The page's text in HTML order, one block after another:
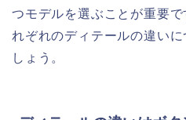
つモデルを選ぶことが重要
れぞれのディテールの違い
しょう。